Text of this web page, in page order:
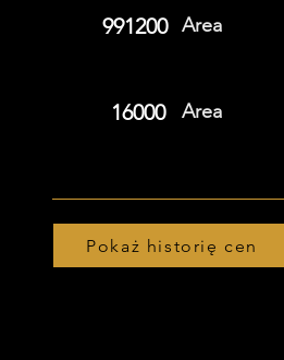
991200 Area
16000 Area
Pokaż historię cen